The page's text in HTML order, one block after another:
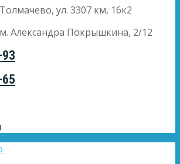
Толмачево, ул. 3307 км, 16к2
Александра Покрышкина, 2/12